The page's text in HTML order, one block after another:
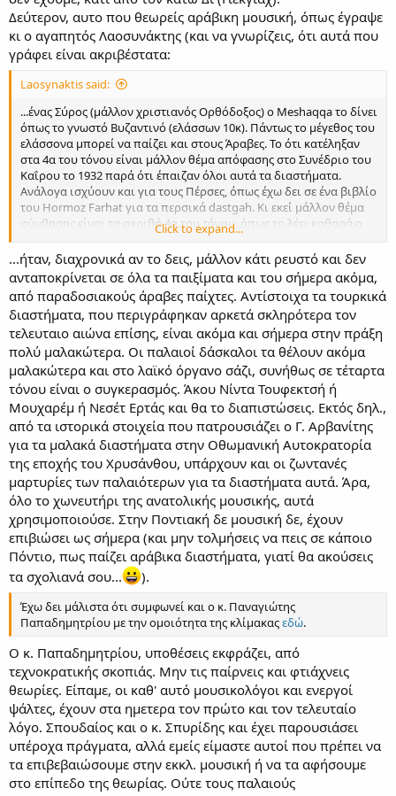
Δεύτερον, αυτο που θεωρείς αράβικη μουσική, όπως έγραψε
κι ο αγαπητός Λαοσυνάκτης (και να γνωρίζεις, ότι αυτά που
γράφει είναι ακριβέστατα:
Laosynaktis said:
...ένας Σύρος (μάλλον χριστιανός Ορθόδοξος) o Meshaqqa το δίνει
όπως το γνωστό Βυζαντινό (ελάσσων 10κ). Πάντως το μέγεθος του
ελάσσονα μπορεί να παίζει και στους Άραβες. Το ότι κατέληξαν
στα 4α του τόνου είναι μάλλον θέμα απόφασης στο Συνέδριο του
Καΐρου το 1932 παρά ότι έπαιζαν όλοι αυτά τα διαστήματα.
Ανάλογα ισχύουν και για τους Πέρσες, όπως έχω δει σε ένα βιβλίο
του Hormoz Farhat για τα περσικά dastgah. Κι εκεί μάλλον θέμα
σύμβασης είναι τα ακριβή 4α του τόνου, όπως το λέει καθαρά ο
Farhat. Π.χ.το περσικό Homayun (Νενανω) έχει διαστήματα Πα 9-
15-6 Δι. Αυτός όμως βρήκε παίκτες του τάρ και του σετάρ που
έπαιζαν την 2η βαθμίδα αρκετά ψηλότερα.
Click to expand...
...ήταν, διαχρονικά αν το δεις, μάλλον κάτι ρευστό και δεν
ανταποκρίνεται σε όλα τα παιξίματα και του σήμερα ακόμα,
από παραδοσιακούς άραβες παίχτες. Αντίστοιχα τα τουρκικά
διαστήματα, που περιγράφηκαν αρκετά σκληρότερα τον
τελευταιο αιώνα επίσης, είναι ακόμα και σήμερα στην πράξη
πολύ μαλακώτερα. Οι παλαιοί δάσκαλοι τα θέλουν ακόμα
μαλακώτερα και στο λαϊκό όργανο σάζι, συνήθως σε τέταρτα
τόνου είναι ο συγκερασμός. Άκου Νίντα Τουφεκτσή ή
Μουχαρέμ ή Νεσέτ Ερτάς και θα το διαπιστώσεις. Εκτός δηλ.,
από τα ιστορικά στοιχεία που πατρουσιάζει ο Γ. Αρβανίτης
για τα μαλακά διαστήματα στην Οθωμανική Αυτοκρατορία
της εποχής του Χρυσάνθου, υπάρχουν και οι ζωντανές
μαρτυρίες των παλαιότερων για τα διαστήματα αυτά. Άρα,
όλο το χωνευτήρι της ανατολικής μουσικής, αυτά
χρησιμοποιούσε. Στην Ποντιακή δε μουσική δε, έχουν
επιβιώσει ως σήμερα (και μην τολμήσεις να πεις σε κάποιο
Πόντιο, πως παίζει αράβικα διαστήματα, γιατί θα ακούσεις
τα σχολιανά σου...
).
Έχω δει μάλιστα ότι συμφωνεί και ο κ. Παναγιώτης
Παπαδημητρίου με την ομοιότητα της κλίμακαςεδώ.
Ο κ. Παπαδημητρίου, υποθέσεις εκφράζει, από
τεχνοκρατικής σκοπιάς. Μην τις παίρνεις και φτιάχνεις
θεωρίες. Είπαμε, οι καθ' αυτό μουσικολόγοι και ενεργοί
ψάλτες, έχουν στα ημετερα τον πρώτο και τον τελευταίο
λόγο. Σπουδαίος και ο κ. Σπυρίδης και έχει παρουσιάσει
υπέροχα πράγματα, αλλά εμείς είμαστε αυτοί που πρέπει να
τα επιβεβαιώσουμε στην εκκλ. μουσική ή να τα αφήσουμε
στο επίπεδο της θεωρίας. Ούτε τους παλαιούς